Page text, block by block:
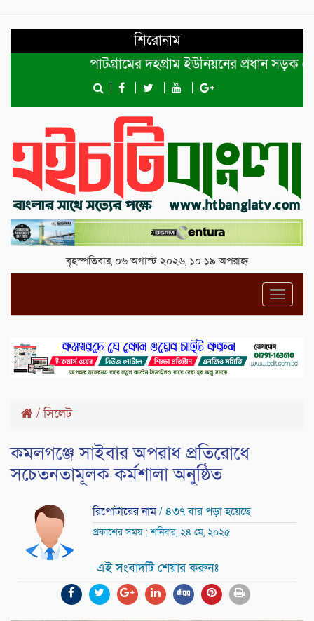
শিরোনাম
পাটগ্রামের দহগ্রাম ইউনিয়নের প্রধান সড়ক ভেঙ্গে
বৃহস্পতিবার, ০৬ অগাস্ট ২০২৬, ১০:১৯ অপরাহ্ন
/সিলেট
কমলগঞ্জে সাইবার অপরাধ প্রতিরোধে
সচেতনতামূলক কর্মশালা অনুষ্ঠিত
রিপোটারের নাম/ ৪৩৭ বার পড়া হয়েছে
প্রকাশের সময় : শনিবার, ২৪ মে, ২০২৫
এই সংবাদটি শেয়ার করুনঃ